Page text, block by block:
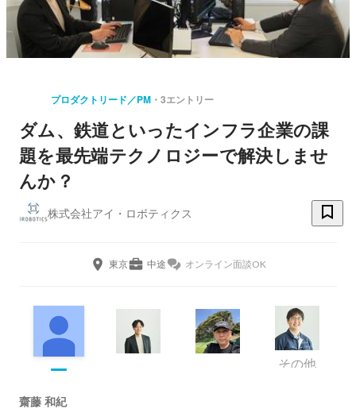
プロダクトリード／PM 3エントリー
ダム、鉄道といったインフラ企業の課
題を最先端テクノロジーで解決しませ
んか？
株式会社アイ・ロボティクス
東京 中途 オンライン面談OK
その他
齋藤 和紀